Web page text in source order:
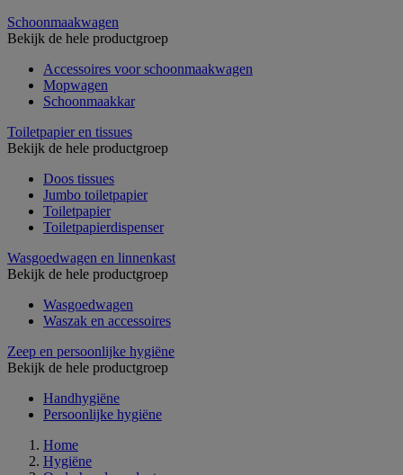
Schoonmaakwagen
Bekijk de hele productgroep
Accessoires voor schoonmaakwagen
Mopwagen
Schoonmaakkar
Toiletpapier en tissues
Bekijk de hele productgroep
Doos tissues
Jumbo toiletpapier
Toiletpapier
Toiletpapierdispenser
Wasgoedwagen en linnenkast
Bekijk de hele productgroep
Wasgoedwagen
Waszak en accessoires
Zeep en persoonlijke hygiëne
Bekijk de hele productgroep
Handhygiëne
Persoonlijke hygiëne
Home
Hygiëne